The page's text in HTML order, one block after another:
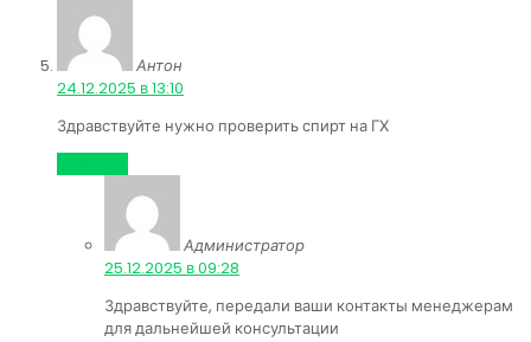
Антон
24.12.2025 в 13:10
Здравствуйте нужно проверить спирт на ГХ
Администратор
25.12.2025 в 09:28
Здравствуйте, передали ваши контакты менеджерам
для дальнейшей консультации